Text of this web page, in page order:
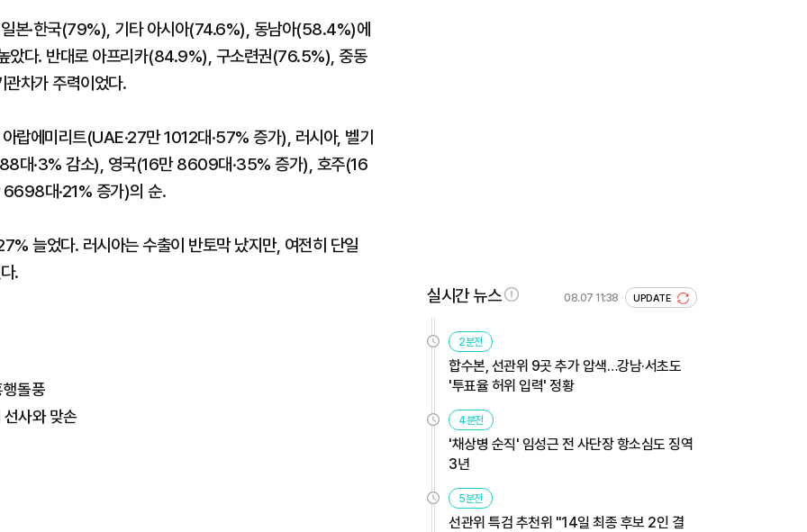
본·한국(79%), 기타 아시아(74.6%), 동남아(58.4%)에
았다. 반대로 아프리카(84.9%), 구소련권(76.5%), 중동
차가 주력이었다.
에미리트(UAE·27만 1012대·57% 증가), 러시아, 벨기
대·3% 감소), 영국(16만 8609대·35% 증가), 호주(16
대·21% 증가)의 순.
늘었다. 러시아는 수출이 반토막 났지만, 여전히 단일
.
돌풍
사와 맞손
실시간 뉴스 08.07 11:38 UPDATE
2분전
합수본, 선관위 9곳 추가 압색…강남·서초도
'투표율 허위 입력' 정황
4분전
'채상병 순직' 임성근 전 사단장 항소심도 징역
3년
5분전
선관위 특검 추천위 "14일 최종 후보 2인 결